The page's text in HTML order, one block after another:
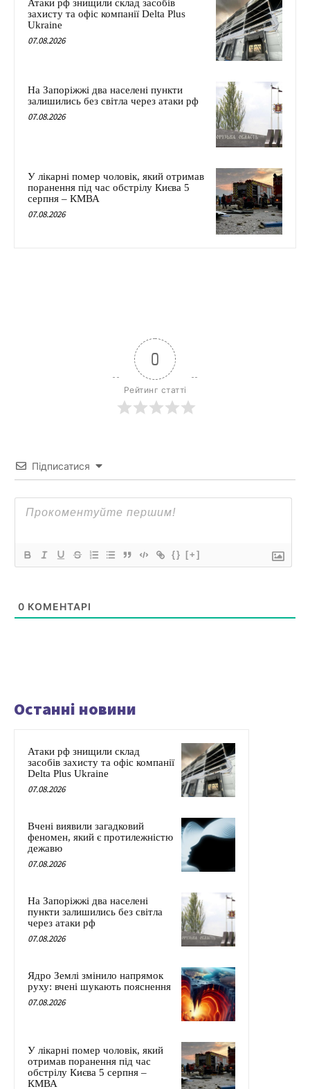
Атаки рф знищили склад засобів
захисту та офіс компанії Delta Plus
Ukraine
07.08.2026
На Запоріжжі два населені пункти
залишились без світла через атаки рф
07.08.2026
У лікарні помер чоловік, який отримав
поранення під час обстрілу Києва 5
серпня – КМВА
07.08.2026
0
Рейтинг статті
Підписатися
{} [+]
0 КОМЕНТАРІ
Останні новини
Атаки рф знищили склад
засобів захисту та офіс компанії
Delta Plus Ukraine
07.08.2026
Вчені виявили загадковий
феномен, який є протилежністю
дежавю
07.08.2026
На Запоріжжі два населені
пункти залишились без світла
через атаки рф
07.08.2026
Ядро Землі змінило напрямок
руху: вчені шукають пояснення
07.08.2026
У лікарні помер чоловік, який
отримав поранення під час
обстрілу Києва 5 серпня –
КМВА